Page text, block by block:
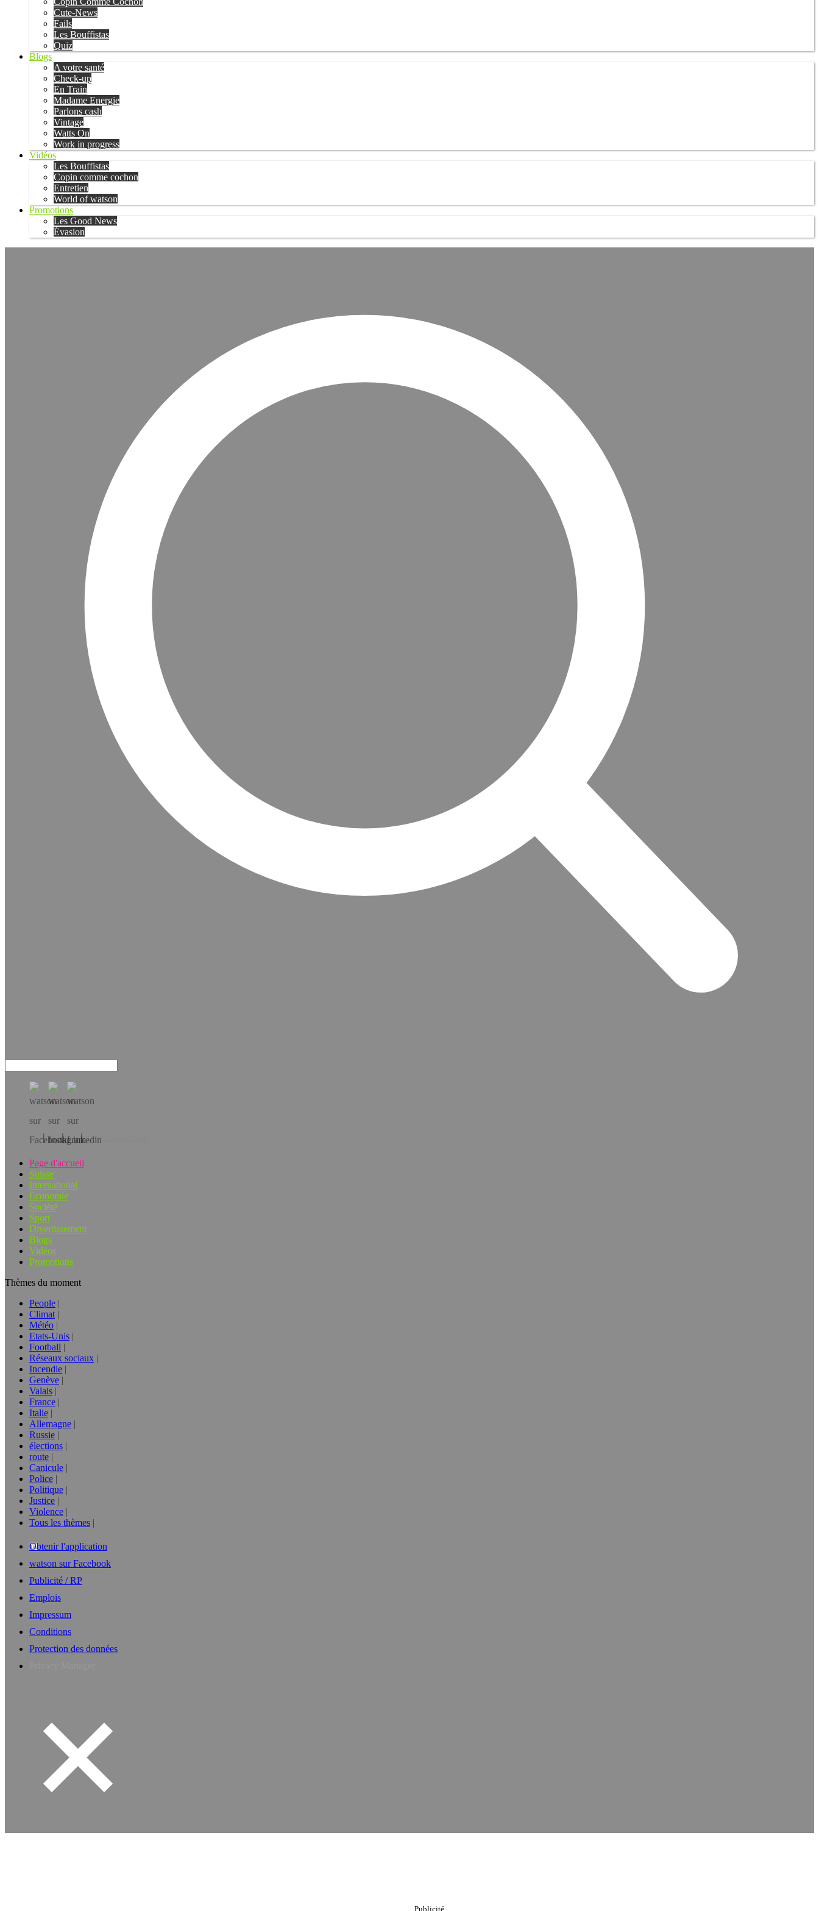
Cute-News
Fails
Les Bouffistas
Quiz
Blogs
A votre santé
Check-up
En Train
Madame Energie
Parlons cash
Vintage
Watts On
Work in progress
Vidéos
Les Bouffistas
Copin comme cochon
Entretien
World of watson
Promotions
Les Good News
Évasion
Téléchargez l’app!
Page d'accueil
Suisse
International
Economie
Société
Sport
Divertissement
Blogs
Vidéos
Promotions
Thèmes du moment
People
Climat
Météo
Etats-Unis
Football
Réseaux sociaux
Incendie
Genève
Valais
France
Italie
Allemagne
Russie
élections
route
Canicule
Police
Politique
Justice
Violence
Tous les thèmes
Obtenir l'application
watson sur Facebook
Publicité / RP
Emplois
Impressum
Conditions
Protection des données